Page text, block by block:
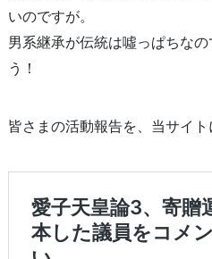
いのですが。
男系継承が伝統は噓っぱちな
う！
皆さまの活動報告を、当サイト